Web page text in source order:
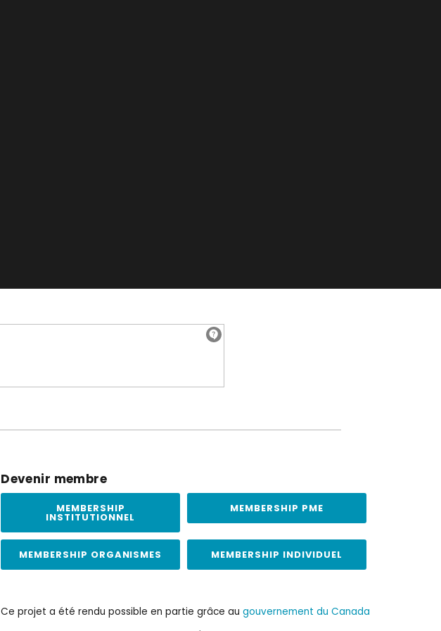
Devenir membre
MEMBERSHIP
INSTITUTIONNEL
MEMBERSHIP PME
MEMBERSHIP ORGANISMES MEMBERSHIP INDIVIDUEL
Ce projet a été rendu possible en partie grâce augouvernement du Canada